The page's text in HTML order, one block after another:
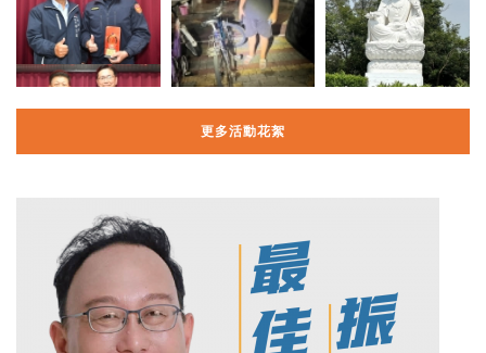
更多活動花絮